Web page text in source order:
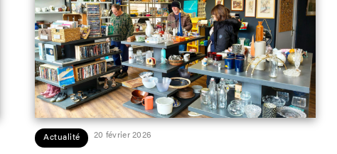
Actualité 20 février 2026